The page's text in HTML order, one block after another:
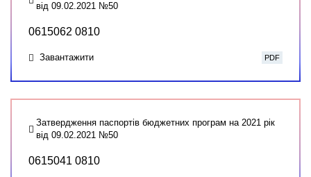
від 09.02.2021 №50
0615062 0810
Завантажити PDF
Затвердження паспортів бюджетних програм на 2021 рік
від 09.02.2021 №50
0615041 0810